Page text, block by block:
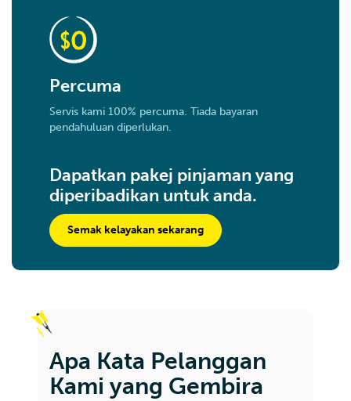
Percuma
Servis kami 100% percuma. Tiada bayaran
pendahuluan diperlukan.
Dapatkan pakej pinjaman yang
diperibadikan untuk anda.
Semak kelayakan sekarang
Apa Kata Pelanggan
Kami yang Gembira